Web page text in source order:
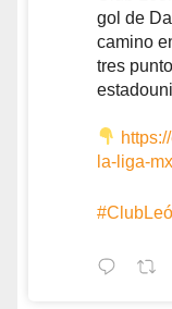
gol de
camino
tres
la-liga-